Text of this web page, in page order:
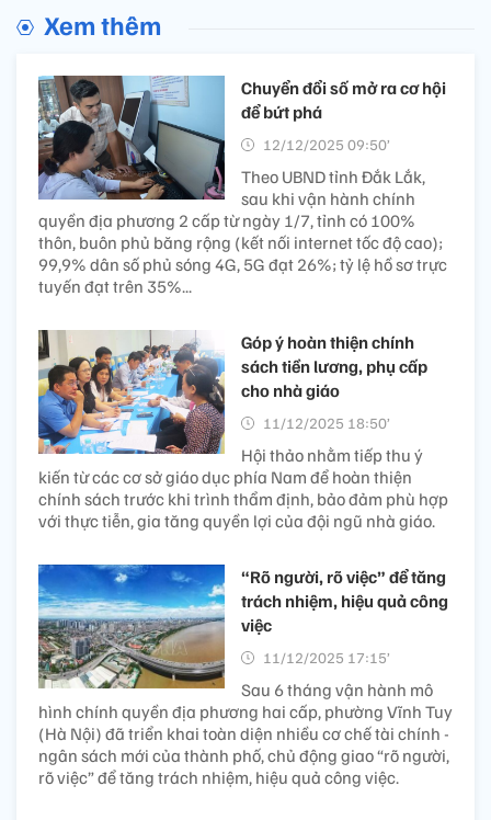
Xem thêm
Chuyển đổi số mở ra cơ hội
để bứt phá
12/12/2025 09:50’
Theo UBND tỉnh Đắk Lắk,
sau khi vận hành chính
quyền địa phương 2 cấp từ ngày 1/7, tỉnh có 100%
thôn, buôn phủ băng rộng (kết nối internet tốc độ cao);
99,9% dân số phủ sóng 4G, 5G đạt 26%; tỷ lệ hồ sơ trực
tuyến đạt trên 35%...
Góp ý hoàn thiện chính
sách tiền lương, phụ cấp
cho nhà giáo
11/12/2025 18:50’
Hội thảo nhằm tiếp thu ý
kiến từ các cơ sở giáo dục phía Nam để hoàn thiện
chính sách trước khi trình thẩm định, bảo đảm phù hợp
với thực tiễn, gia tăng quyền lợi của đội ngũ nhà giáo.
“Rõ người, rõ việc” để tăng
trách nhiệm, hiệu quả công
việc
11/12/2025 17:15’
Sau 6 tháng vận hành mô
hình chính quyền địa phương hai cấp, phường Vĩnh Tuy
(Hà Nội) đã triển khai toàn diện nhiều cơ chế tài chính -
ngân sách mới của thành phố, chủ động giao “rõ người,
rõ việc” để tăng trách nhiệm, hiệu quả công việc.